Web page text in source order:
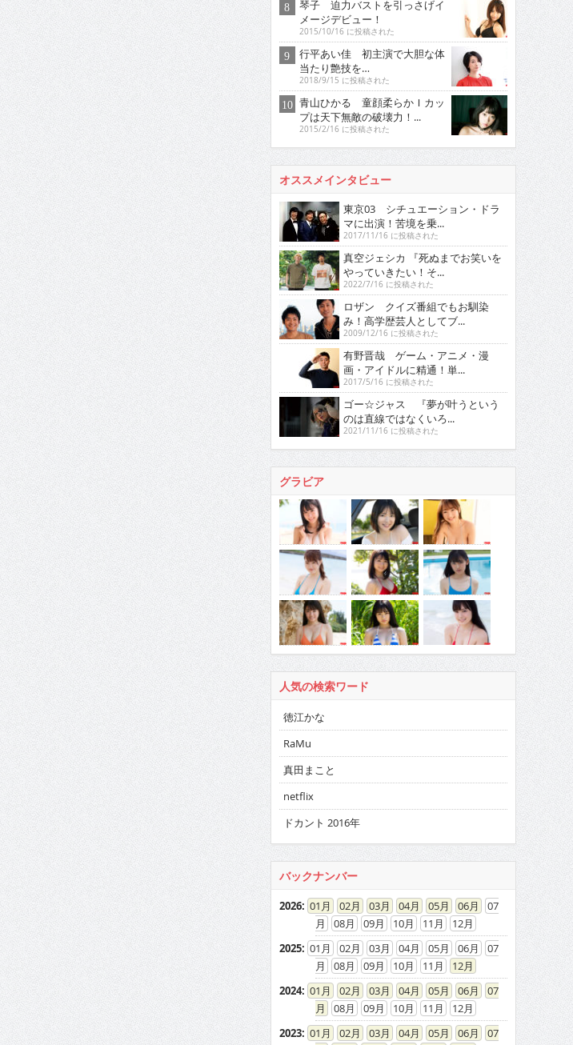
琴子 迫力バストを引っさげイ
メージデビュー！
2015/10/16 に投稿された
行平あい佳 初主演で大胆な体
当たり艶技を…
2018/9/15 に投稿された
青山ひかる 童顔柔らかＩカッ
プは天下無敵の破壊力！...
2015/2/16 に投稿された
オススメインタビュー
東京03 シチュエーション・ドラ
マに出演！苦境を乗...
2017/11/16 に投稿された
真空ジェシカ 『死ぬまでお笑いを
やっていきたい！そ...
2022/7/16 に投稿された
ロザン クイズ番組でもお馴染
み！高学歴芸人としてブ...
2009/12/16 に投稿された
有野晋哉 ゲーム・アニメ・漫
画・アイドルに精通！単...
2017/5/16 に投稿された
ゴー☆ジャス 『夢が叶うという
のは直線ではなくいろ...
2021/11/16 に投稿された
グラビア
人気の検索ワード
徳江かな
RaMu
真田まこと
netflix
ドカント 2016年
バックナンバー
2026: 01 02 03 04 05 06
07
08
09 10 11
12
2025: 01 02 03 04 05 06
07
08
09 10 11
12
2024: 01 02 03 04 05 06
07
08
09 10 11
12
2023: 01 02 03 04 05 06
07